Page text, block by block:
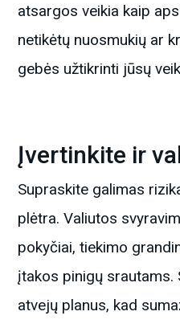
atsargos veikia kaip
netikėtų nuosmukių ar
gebės užtikrinti jūsų
Įvertinkite ir
Supraskite galimas
plėtra. Valiutos
pokyčiai, tiekimo
įtakos pinigų srautams.
atvejų planus, kad